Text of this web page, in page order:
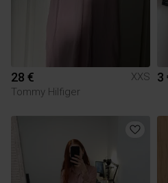
28 €
XXS
Tommy Hilfiger
3